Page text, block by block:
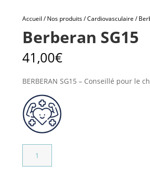
Accueil /Nos produits/Cardiovasculaire /
Berberan SG15
41,00€
BERBERAN SG15 – Conseillé pour le